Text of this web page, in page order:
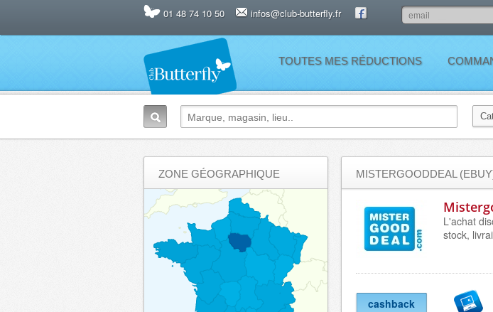
01 48 74 10 50 infos@club-butterfly.fr
TOUTES MES RÉDUCTIONS
MISTERGOODDEAL
L'achat
stock,
cashback
ZONE GÉOGRAPHIQUE